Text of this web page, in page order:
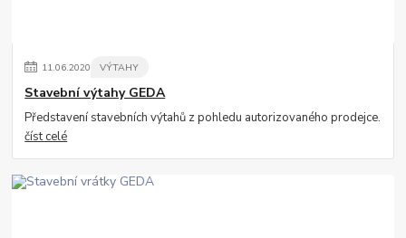
11.06.2020 VÝTAHY
Stavební výtahy GEDA
Představení stavebních výtahů z pohledu autorizovaného prodejce.
číst celé